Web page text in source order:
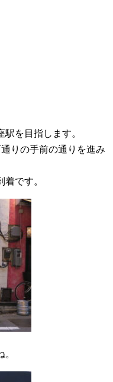
を目指します。
りの手前の通りを進み
です。